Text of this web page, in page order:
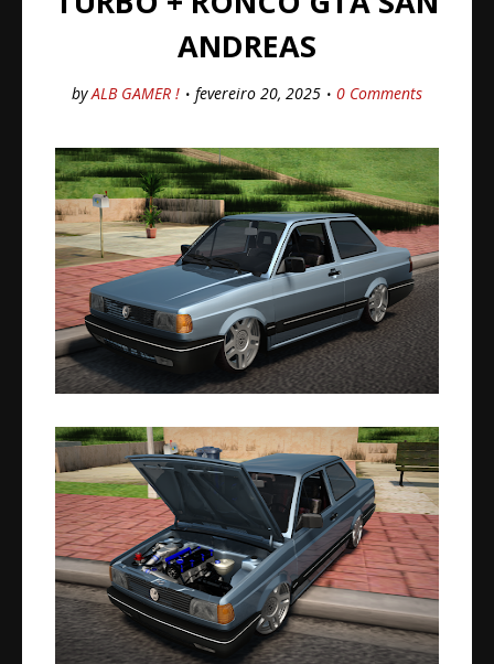
ANDREAS
by ALB GAMER ! fevereiro 20, 2025 0 Comments